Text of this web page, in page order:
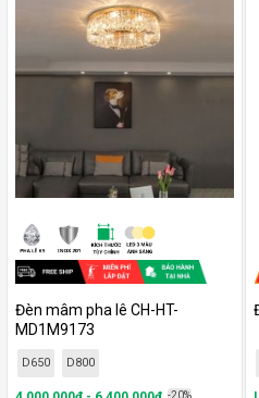
Đèn mâm pha lê CH-HT-
MD1M9173
D650 D800
-20%